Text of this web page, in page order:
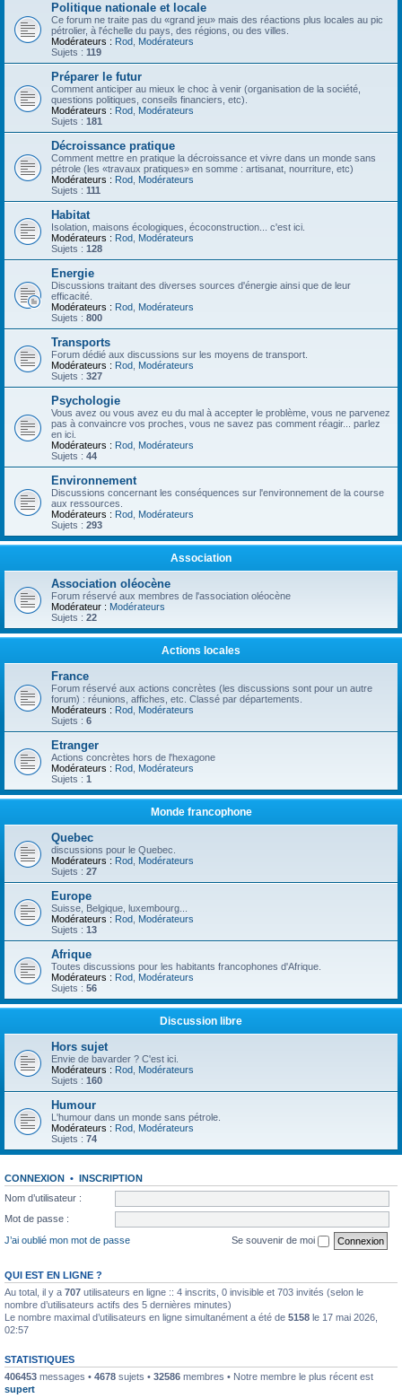
Politique nationale et locale
Ce forum ne traite pas du «grand jeu» mais des réactions plus locales au pic
pétrolier, à l'échelle du pays, des régions, ou des villes.
Modérateurs : Rod Modérateurs
Sujets : 119
Préparer le futur
Comment anticiper au mieux le choc à venir (organisation de la société,
questions politiques, conseils financiers, etc).
Modérateurs : Rod Modérateurs
Sujets : 181
Décroissance pratique
Comment mettre en pratique la décroissance et vivre dans un monde sans
pétrole (les «travaux pratiques» en somme : artisanat, nourriture, etc)
Modérateurs : Rod Modérateurs
Sujets : 111
Habitat
Isolation, maisons écologiques, écoconstruction... c'est ici.
Modérateurs : Rod Modérateurs
Sujets : 128
Energie
Discussions traitant des diverses sources d'énergie ainsi que de leur
efficacité.
Modérateurs : Rod Modérateurs
Sujets : 800
Transports
Forum dédié aux discussions sur les moyens de transport.
Modérateurs : Rod Modérateurs
Sujets : 327
Psychologie
Vous avez ou vous avez eu du mal à accepter le problème, vous ne parvenez
pas à convaincre vos proches, vous ne savez pas comment réagir... parlez
en ici.
Modérateurs : Rod Modérateurs
Sujets : 44
Environnement
Discussions concernant les conséquences sur l'environnement de la course
aux ressources.
Modérateurs : Rod Modérateurs
Sujets : 293
Association
Association oléocène
Forum réservé aux membres de l'association oléocène
Modérateur : Modérateurs
Sujets : 22
Actions locales
France
Forum réservé aux actions concrètes (les discussions sont pour un autre
forum) : réunions, affiches, etc. Classé par départements.
Modérateurs : Rod Modérateurs
Sujets : 6
Etranger
Actions concrètes hors de l'hexagone
Modérateurs : Rod Modérateurs
Sujets : 1
Monde francophone
Quebec
discussions pour le Quebec.
Modérateurs : Rod Modérateurs
Sujets : 27
Europe
Suisse, Belgique, luxembourg...
Modérateurs : Rod Modérateurs
Sujets : 13
Afrique
Toutes discussions pour les habitants francophones d'Afrique.
Modérateurs : Rod Modérateurs
Sujets : 56
Discussion libre
Hors sujet
Envie de bavarder ? C'est ici.
Modérateurs : Rod Modérateurs
Sujets : 160
Humour
L'humour dans un monde sans pétrole.
Modérateurs : Rod Modérateurs
Sujets : 74
CONNEXION • INSCRIPTION
Nom d’utilisateur :
Mot de passe :
J’ai oublié mon mot de passe
Se souvenir de moi
QUI EST EN LIGNE ?
Au total, il y a 707 utilisateurs en ligne :: 4 inscrits, 0 invisible et 703 invités (selon le
nombre d’utilisateurs actifs des 5 dernières minutes)
Le nombre maximal d’utilisateurs en ligne simultanément a été de 5158 le 17 mai 2026,
02:57
STATISTIQUES
406453 messages • 4678 sujets • 32586 membres • Notre membre le plus récent est
supert